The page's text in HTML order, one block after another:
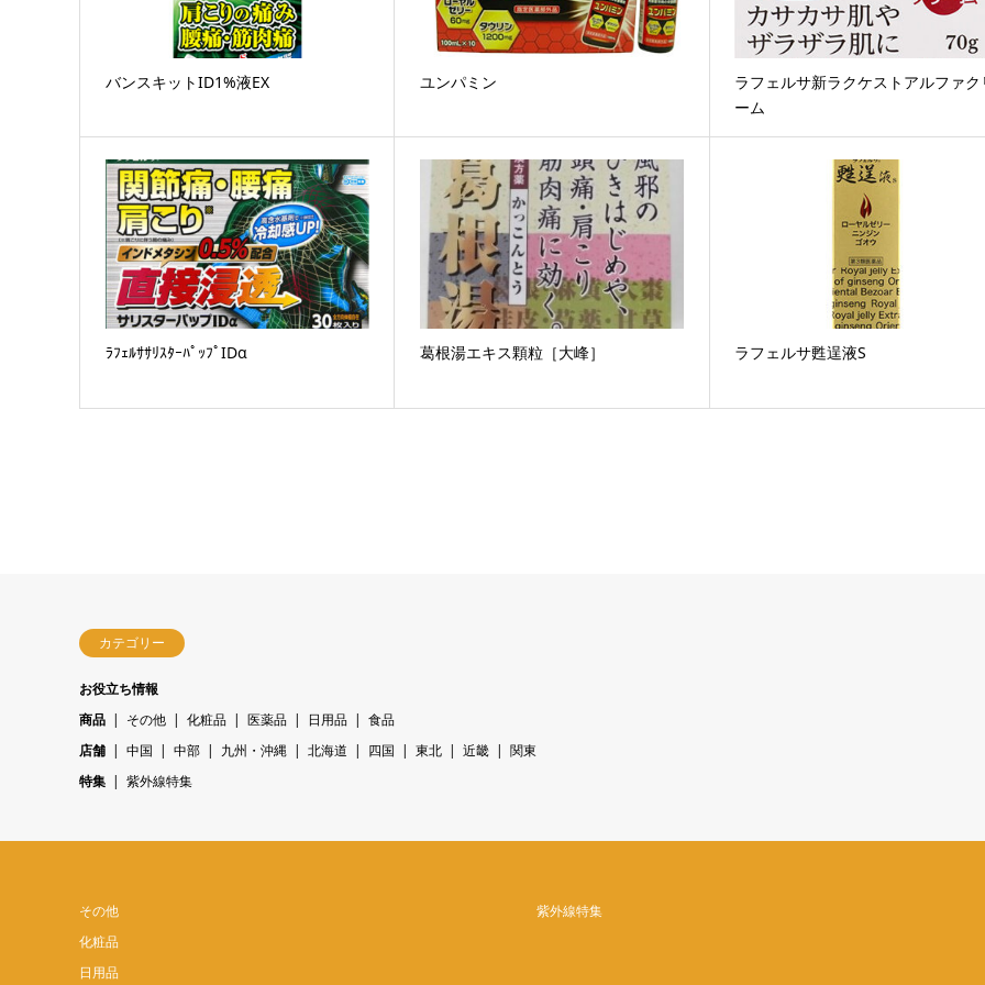
バンスキットID1%液EX ユンパミン
ラフェルサ新ラクケストアルファク
ーム
ﾗﾌｪﾙｻｻﾘｽﾀｰﾊﾟｯﾌﾟIDα 葛根湯エキス顆粒［大峰］ ラフェルサ甦逞液S
カテゴリー
お役立ち情報
商品
その他 化粧品 医薬品 日用品
食品
店舗
中国 中部 九州・沖縄 北海道 四国 東北 近畿
関東
特集
紫外線特集
その他
化粧品
日用品
紫外線特集